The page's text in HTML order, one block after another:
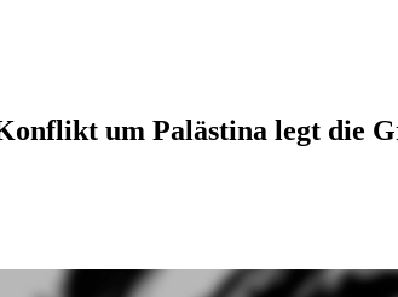
um Palästina legt die